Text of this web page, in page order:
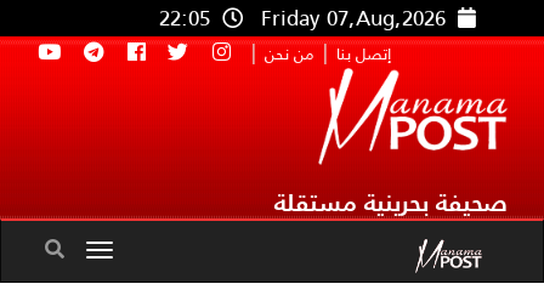
Friday 07,Aug,2026
22:05
إتصل بنا | من نحن |
صحيفة بحرينية مستقلة
Toggle
navigation